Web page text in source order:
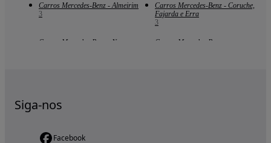
Carros Mercedes-Benz - Almeirim
3
Carros Mercedes-Benz - Coruche,
Fajarda e Erra
3
Carros Mercedes-Benz - Nossa
Carros Mercedes-Benz -
Siga-nos
Facebook